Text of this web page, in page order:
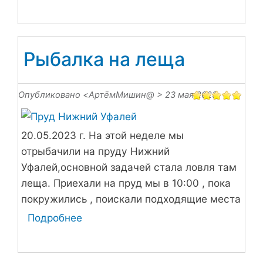
да
щучки
Рыбалка на леща
Опубликовано <АртёмМишин@ > 23 мая 2023
20.05.2023 г. На этой неделе мы
отрыбачили на пруду Нижний
Уфалей,основной задачей стала ловля там
леща. Приехали на пруд мы в 10:00 , пока
покружились , поискали подходящие места
для нашего лагеря. Точку выбрали, но
Подробнее
на